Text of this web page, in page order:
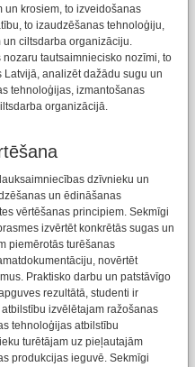
un krosiem, to izveidošanas
to izaudzēšanas tehnoloģiju,
ciltsdarba organizāciju.
tautsaimniecisko nozīmi, to
analizēt dažādu sugu un
tehnoloģijas, izmantošanas
organizācijā.
dzīvnieku un
un ēdināšanas
vērtēšanas principiem. Sekmīgi
izvērtēt konkrētās sugas un
piemērotās turēšanas
novērtēt
Praktisko darbu un patstāvīgo
rezultātā, studenti ir
izvēlētajam ražošanas
tehnoloģijas atbilstību
turētājam uz pieļautajām
produkcijas ieguvē. Sekmīgi